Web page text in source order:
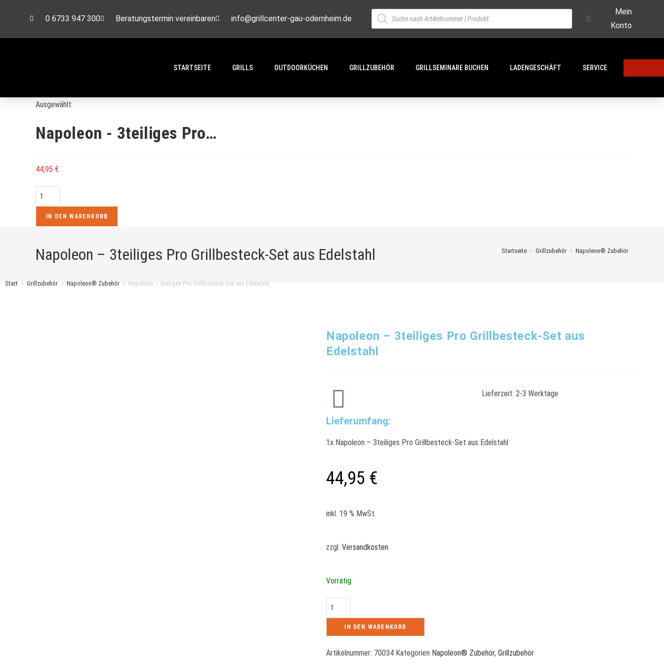
0 6733 947 300 Beratungstermin vereinbaren info@grillcenter-gau-odernheim.de
Mein
Konto
STARTSEITE GRILLS OUTDOORKÜCHEN GRILLZUBEHÖR GRILLSEMINARE BUCHEN LADENGESCHÄFT SERVICE
Ausgewählt:
Napoleon - 3teiliges Pro…
44,95 €
IN DEN WARENKORB
Napoleon – 3teiliges Pro Grillbesteck-Set aus Edelstahl Startseite > Grillzubehör > Napoleon® Zubehör
Start > Grillzubehör > Napoleon® Zubehör > Napoleon – 3teiliges Pro Grillbesteck-Set aus Edelstahl
Napoleon – 3teiliges Pro Grillbesteck-Set aus
Edelstahl
Lieferzeit: 2-3 Werktage
Lieferumfang:
1x Napoleon – 3teiliges Pro Grillbesteck-Set aus Edelstahl
44,95 €
inkl. 19 % MwSt.
zzgl. Versandkosten
Vorrätig
IN DEN WARENKORB
Artikelnummer: 70034 Kategorien Napoleon® Zubehör, Grillzubehör